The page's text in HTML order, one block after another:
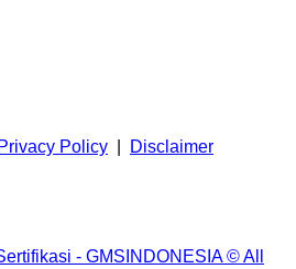
Privacy Policy Disclaimer
- GMSINDONESIA © All